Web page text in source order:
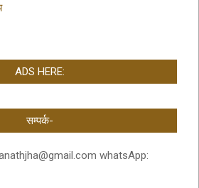
ADS HERE:
सम्पर्क-
whatsApp: